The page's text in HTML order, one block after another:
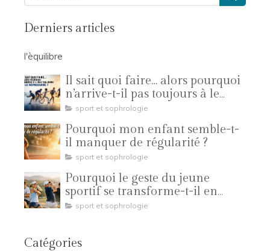
Derniers articles
l'èquilibre
Il sait quoi faire… alors pourquoi
n’arrive-t-il pas toujours à le
reproduire ?
sport et sophrologie
Pourquoi mon enfant semble-t-
il manquer de régularité ?
sport et sophrologie
Pourquoi le geste du jeune
sportif se transforme-t-il en
compétition ?
sport et sophrologie
Catégories